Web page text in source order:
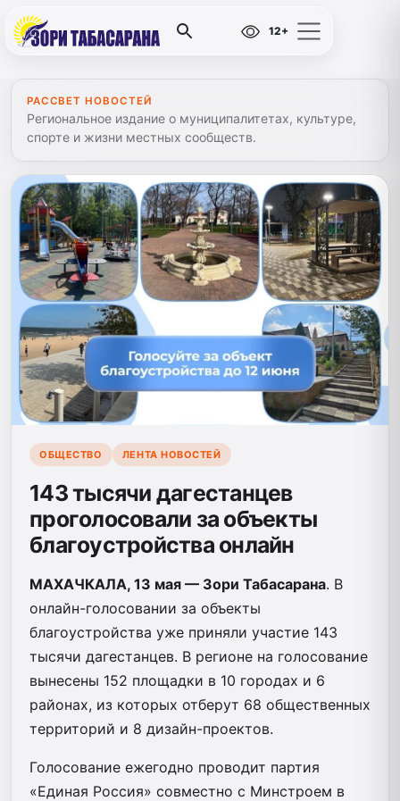
12+
РАССВЕТ НОВОСТЕЙ
Региональное издание о муниципалитетах, культуре,
спорте и жизни местных сообществ.
ОБЩЕСТВО ЛЕНТА НОВОСТЕЙ
143 тысячи дагестанцев
проголосовали за объекты
благоустройства онлайн
МАХАЧКАЛА, 13 мая — Зори Табасарана. В
онлайн-голосовании за объекты
благоустройства уже приняли участие 143
тысячи дагестанцев. В регионе на голосование
вынесены 152 площадки в 10 городах и 6
районах, из которых отберут 68 общественных
территорий и 8 дизайн-проектов.
Голосование ежегодно проводит партия
«Единая Россия» совместно с Минстроем в